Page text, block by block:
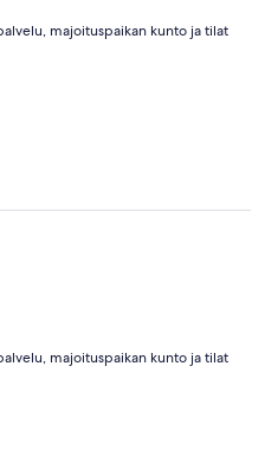
majoituspaikan kunto ja tilat
majoituspaikan kunto ja tilat